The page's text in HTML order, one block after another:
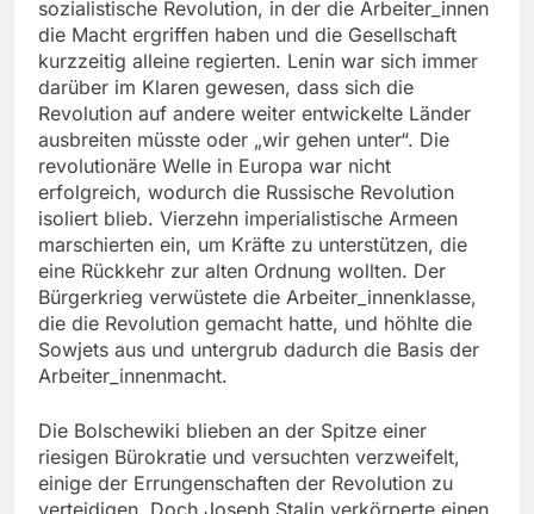
sozialistische Revolution, in der die Arbeiter_innen
die Macht ergriffen haben und die Gesellschaft
kurzzeitig alleine regierten. Lenin war sich immer
darüber im Klaren gewesen, dass sich die
Revolution auf andere weiter entwickelte Länder
ausbreiten müsste oder „wir gehen unter“. Die
revolutionäre Welle in Europa war nicht
erfolgreich, wodurch die Russische Revolution
isoliert blieb. Vierzehn imperialistische Armeen
marschierten ein, um Kräfte zu unterstützen, die
eine Rückkehr zur alten Ordnung wollten. Der
Bürgerkrieg verwüstete die Arbeiter_innenklasse,
die die Revolution gemacht hatte, und höhlte die
Sowjets aus und untergrub dadurch die Basis der
Arbeiter_innenmacht.
Die Bolschewiki blieben an der Spitze einer
riesigen Bürokratie und versuchten verzweifelt,
einige der Errungenschaften der Revolution zu
verteidigen. Doch Joseph Stalin verkörperte einen